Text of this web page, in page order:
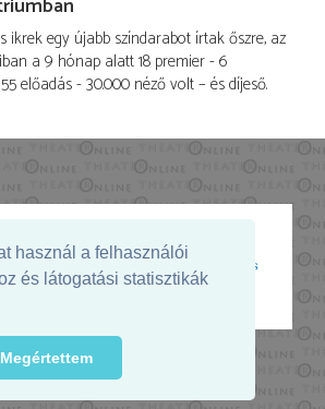
használ a felhasználói
és látogatási statisztikák
Megértettem
ikrek egy újabb színdarabot írtak őszre, az
a 9 hónap alatt 18 premier - 6
előadás - 30.000 néző volt – és díjeső.
támogatja:
Online -theater.hu